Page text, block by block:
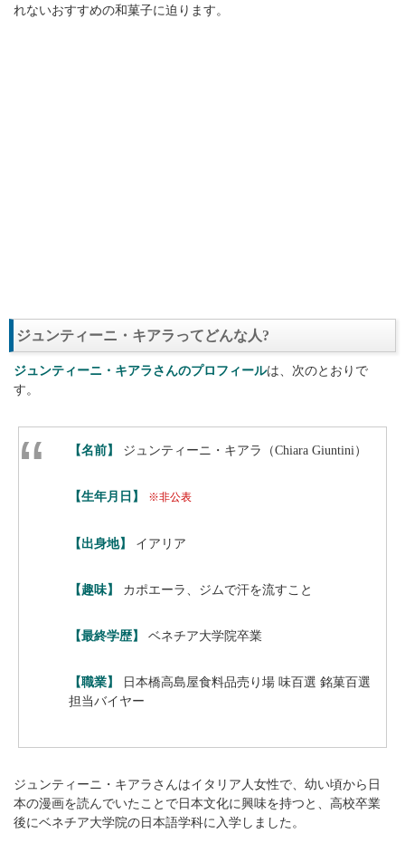
れないおすすめの和菓子に迫ります。
ジュンティーニ・キアラってどんな人?
ジュンティーニ・キアラさんのプロフィールは、次のとおりで
す。
【名前】 ジュンティーニ・キアラ（Chiara Giuntini）
【生年月日】 ※非公表
【出身地】 イアリア
【趣味】 カポエーラ、ジムで汗を流すこと
【最終学歴】 ベネチア大学院卒業
【職業】
日本橋高島屋食料品売り場 味百選 銘菓百選
担当バイヤー
ジュンティーニ・キアラさんはイタリア人女性で、幼い頃から日
本の漫画を読んでいたことで日本文化に興味を持つと、高校卒業
後にベネチア大学院の日本語学科に入学しました。